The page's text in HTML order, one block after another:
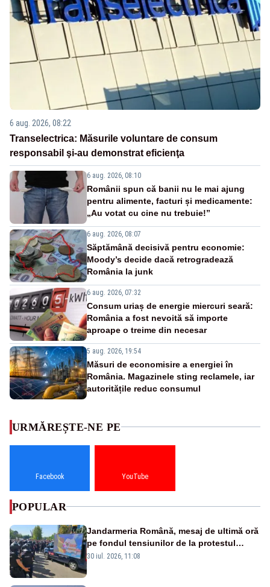
6 aug. 2026, 08:22
Transelectrica: Măsurile voluntare de consum
responsabil şi-au demonstrat eficienţa
6 aug. 2026, 08:10
Românii spun că banii nu le mai ajung
pentru alimente, facturi și medicamente:
„Au votat cu cine nu trebuie!”
6 aug. 2026, 08:07
Săptămână decisivă pentru economie:
Moody’s decide dacă retrogradează
România la junk
6 aug. 2026, 07:32
Consum uriaș de energie miercuri seară:
România a fost nevoită să importe
aproape o treime din necesar
5 aug. 2026, 19:54
Măsuri de economisire a energiei în
România. Magazinele sting reclamele, iar
autoritățile reduc consumul
URMĂREȘTE-NE PE
Facebook YouTube
POPULAR
Jandarmeria Română, mesaj de ultimă oră
pe fondul tensiunilor de la protestul
masiv al fermierilor - VIDEO
30 iul. 2026, 11:08